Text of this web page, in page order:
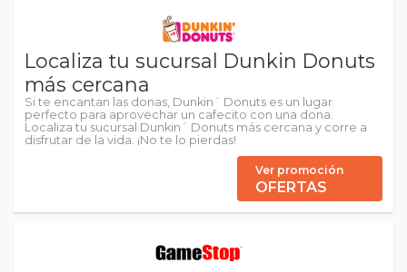
Localiza tu sucursal Dunkin Donuts
más cercana
Si te encantan las donas, Dunkin´ Donuts es un lugar
perfecto para aprovechar un cafecito con una dona.
Localiza tu sucursal Dunkin´ Donuts más cercana y corre a
disfrutar de la vida. ¡No te lo pierdas!
Ver promoción
OFERTAS